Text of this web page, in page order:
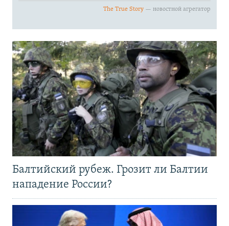
Балтийский рубеж. Грозит ли Балтии
нападение России?